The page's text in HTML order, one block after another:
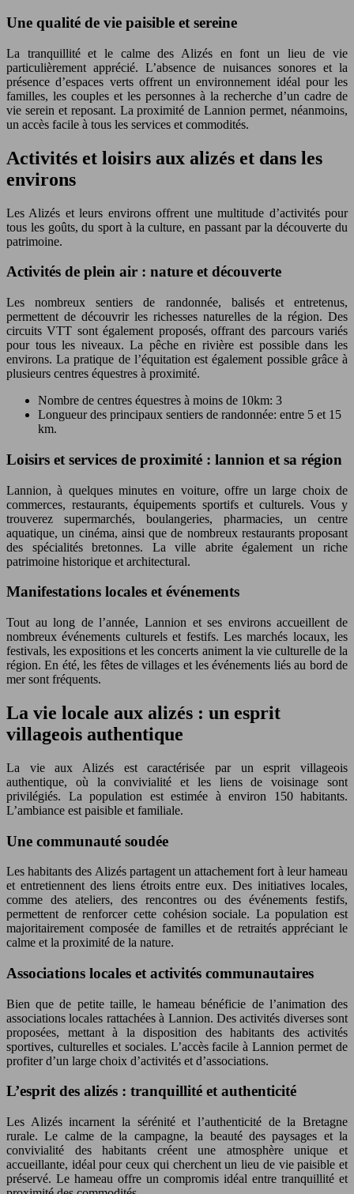
Une qualité de vie paisible et sereine
La tranquillité et le calme des Alizés en font un lieu de vie
particulièrement apprécié. L’absence de nuisances sonores et la
présence d’espaces verts offrent un environnement idéal pour les
familles, les couples et les personnes à la recherche d’un cadre de
vie serein et reposant. La proximité de Lannion permet, néanmoins,
un accès facile à tous les services et commodités.
Activités et loisirs aux alizés et dans les
environs
Les Alizés et leurs environs offrent une multitude d’activités pour
tous les goûts, du sport à la culture, en passant par la découverte du
patrimoine.
Activités de plein air : nature et découverte
Les nombreux sentiers de randonnée, balisés et entretenus,
permettent de découvrir les richesses naturelles de la région. Des
circuits VTT sont également proposés, offrant des parcours variés
pour tous les niveaux. La pêche en rivière est possible dans les
environs. La pratique de l’équitation est également possible grâce à
plusieurs centres équestres à proximité.
Nombre de centres équestres à moins de 10km: 3
Longueur des principaux sentiers de randonnée: entre 5 et 15
km.
Loisirs et services de proximité : lannion et sa région
Lannion, à quelques minutes en voiture, offre un large choix de
commerces, restaurants, équipements sportifs et culturels. Vous y
trouverez supermarchés, boulangeries, pharmacies, un centre
aquatique, un cinéma, ainsi que de nombreux restaurants proposant
des spécialités bretonnes. La ville abrite également un riche
patrimoine historique et architectural.
Manifestations locales et événements
Tout au long de l’année, Lannion et ses environs accueillent de
nombreux événements culturels et festifs. Les marchés locaux, les
festivals, les expositions et les concerts animent la vie culturelle de la
région. En été, les fêtes de villages et les événements liés au bord de
mer sont fréquents.
La vie locale aux alizés : un esprit
villageois authentique
La vie aux Alizés est caractérisée par un esprit villageois
authentique, où la convivialité et les liens de voisinage sont
privilégiés. La population est estimée à environ 150 habitants.
L’ambiance est paisible et familiale.
Une communauté soudée
Les habitants des Alizés partagent un attachement fort à leur hameau
et entretiennent des liens étroits entre eux. Des initiatives locales,
comme des ateliers, des rencontres ou des événements festifs,
permettent de renforcer cette cohésion sociale. La population est
majoritairement composée de familles et de retraités appréciant le
calme et la proximité de la nature.
Associations locales et activités communautaires
Bien que de petite taille, le hameau bénéficie de l’animation des
associations locales rattachées à Lannion. Des activités diverses sont
proposées, mettant à la disposition des habitants des activités
sportives, culturelles et sociales. L’accès facile à Lannion permet de
profiter d’un large choix d’activités et d’associations.
L’esprit des alizés : tranquillité et authenticité
Les Alizés incarnent la sérénité et l’authenticité de la Bretagne
rurale. Le calme de la campagne, la beauté des paysages et la
convivialité des habitants créent une atmosphère unique et
accueillante, idéal pour ceux qui cherchent un lieu de vie paisible et
préservé. Le hameau offre un compromis idéal entre tranquillité et